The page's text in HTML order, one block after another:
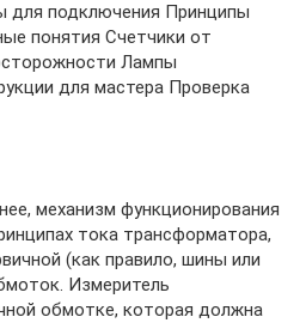
для подключения Принципы
понятия Счетчики от
Лампы
для мастера Проверка
механизм функционирования
тока трансформатора,
(как правило, шины или
Измеритель
обмотке, которая должна